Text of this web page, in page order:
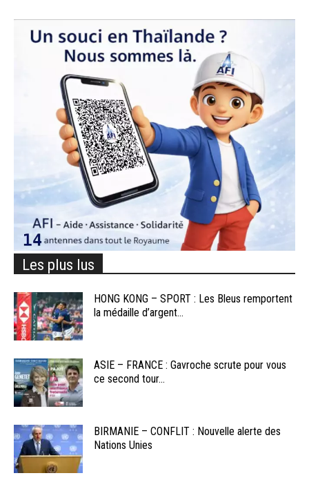
Les plus lus
HONG KONG – SPORT : Les Bleus remportent
la médaille d’argent...
ASIE – FRANCE : Gavroche scrute pour vous
ce second tour...
BIRMANIE – CONFLIT : Nouvelle alerte des
Nations Unies